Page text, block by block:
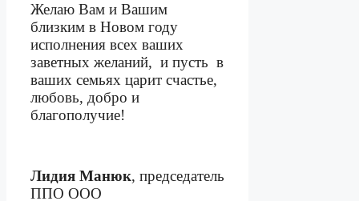
Желаю Вам и Вашим
близким в Новом году
исполнения всех ваших
заветных желаний, и пусть в
ваших семьях царит счастье,
любовь, добро и
благополучие!
Лидия Манюк, председатель
ППО ООО